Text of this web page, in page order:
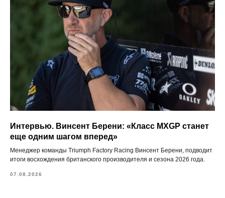
Интервью. Винсент Берени: «Класс MXGP станет
еще одним шагом вперед»
Менеджер команды Triumph Factory Racing Винсент Берени, подводит
итоги восхождения британского производителя и сезона 2026 года.
07.08.2026